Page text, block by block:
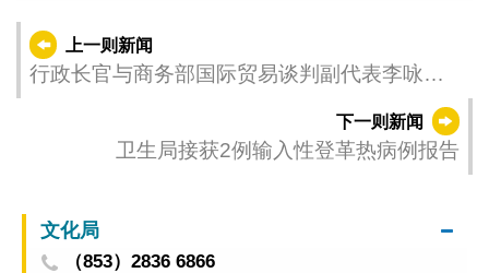
上一则新闻
行政长官与商务部国际贸易谈判副代表李咏箑
下一则新闻
卫生局接获2例输入性登革热病例报告
文化局
（853）2836 6866